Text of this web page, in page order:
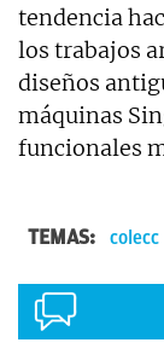
tendencia
los trabajos
diseños
máquinas
funcionales
TEMAS: colecc